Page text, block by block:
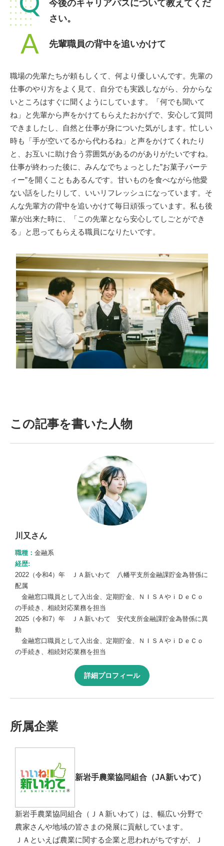
今後のキャリアパスについて教えてくだ
さい。
A 先輩職員の背中を追いかけて
職場の先輩たちが頼もしくて、何より優しいんです。先輩の
仕事のやり方をよく見て、自分でも実践しながら、分からな
いところはすぐに聞くようにしています。「何でも聞いて
ね」と先輩から声をかけてもらえたおかげで、安心して質問
できましたし、自然と仕事が身についた気がします。忙しい
時も「手が空いてるから代わるね」と声をかけてくれたり
と、お互いに助け合う雰囲気があるのがありがたいですね。
仕事が終わった後に、みんなでちょっとした”お菓子パーテ
ィー”を開くこともあるんです。甘いものを食べながら他愛
ない話をしたりして、いいリフレッシュになっています。そ
んな先輩方の背中を追いかけて毎日頑張っています。私も後
輩が出来た時に、「この先輩となら安心してしごとができ
る」と思ってもらえる職員になりたいです。
この記事を書いた人物
川又さん
職種： 金融系
経歴:
2022（令和4）年 ＪＡ新いわて 八幡平支所金融課貯金為替係に
配属
金融窓口職員として入出金、定期貯金、ＮＩＳＡやｉＤｅＣｏ
の手続き、相続対応業務を担当
2025（令和7）年 ＪＡ新いわて 安代支所金融課貯金為替係に異
動
金融窓口職員として入出金、定期貯金、ＮＩＳＡやｉＤｅＣｏ
の手続き、相続対応業務を担当
詳細プロフィール
所属企業
新岩手農業協同組合（JA新いわて）
新岩手農業協同組合（ＪＡ新いわて）は、幅広い分野で
農家さんや地域の皆さまの発展に貢献しています。
ＪＡといえば農業に関する企業と思われがちですが、Ｊ